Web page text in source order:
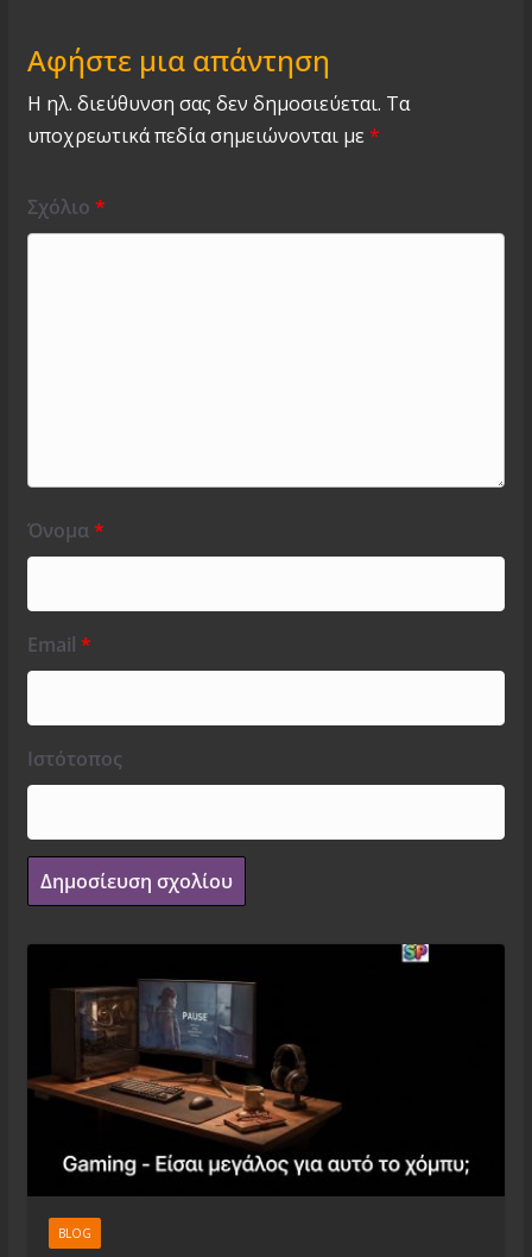
Αφήστε μια απάντηση
Η ηλ. διεύθυνση σας δεν δημοσιεύεται. Τα
υποχρεωτικά πεδία σημειώνονται με*
Σχόλιο *
Όνομα*
Email *
Ιστότοπος
BLOG